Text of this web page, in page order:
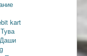
kart
Тува
Даши